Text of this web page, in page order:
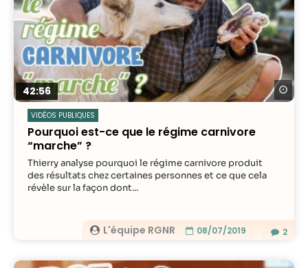
42:56
VIDÉOS PUBLIQUES
Pourquoi est-ce que le régime carnivore
“marche” ?
L'équipe RGNR 08/07/2019
Thierry analyse pourquoi le régime carnivore produit
des résultats chez certaines personnes et ce que cela
révèle sur la façon dont...
2